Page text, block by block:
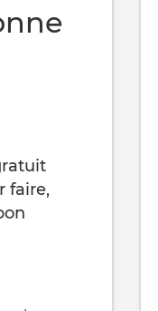
faire,